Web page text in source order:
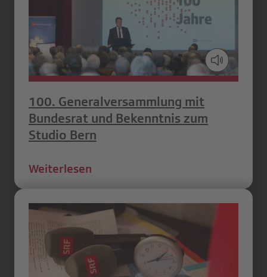
100. Generalversammlung mit
Bundesrat und Bekenntnis zum
Studio Bern
Weiterlesen